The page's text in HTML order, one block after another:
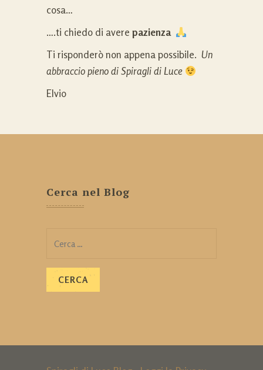
cosa…
….ti chiedo di avere pazienza
Ti risponderò non appena possibile. Un
abbraccio pieno di Spiragli di Luce
Elvio
Cerca nel Blog